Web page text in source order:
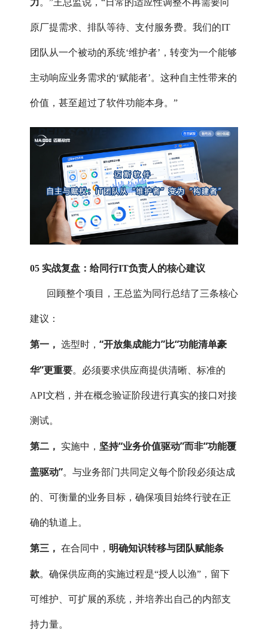
。”王总监说，“日常的适应性调整不再需要向
原厂提需求、排队等待、支付服务费。我们的IT
团队从一个被动的系统‘维护者’，转变为一个能够
主动响应业务需求的‘赋能者’。这种自主性带来的
价值，甚至超过了软件功能本身。”
05 实战复盘：给同行IT负责人的核心建议
回顾整个项目，王总监为同行总结了三条核心
建议：
第一， 选型时， “开放集成能力”比“功能清单豪
华”更重要。必须要求供应商提供清晰、标准的
API文档，并在概念验证阶段进行真实的接口对接
测试。
第二， 实施中， 坚持“业务价值驱动”而非“功能覆
盖驱动”。与业务部门共同定义每个阶段必须达成
的、可衡量的业务目标，确保项目始终行驶在正
确的轨道上。
第三， 在合同中， 明确知识转移与团队赋能条
款。确保供应商的实施过程是“授人以渔”，留下
可维护、可扩展的系统，并培养出自己的内部支
持力量。